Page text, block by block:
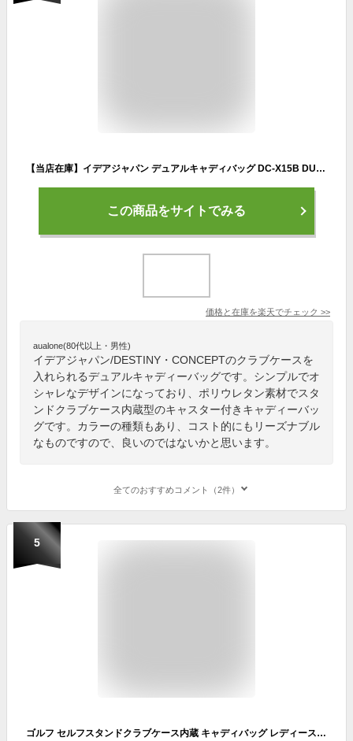
【当店在庫】イデアジャパン デュアルキャディバッグ DC-X15B DUAL キャスター付 10型 スタンドクラブケース内蔵型キャディバッグ
この商品をサイトでみる
価格と在庫を楽天でチェック >>
aualone(80代以上・男性)
イデアジャパン/DESTINY・CONCEPTのクラブケースを
入れられるデュアルキャディーバッグです。シンプルでオ
シャレなデザインになっており、ポリウレタン素材でスタ
ンドクラブケース内蔵型のキャスター付きキャディーバッ
グです。カラーの種類もあり、コスト的にもリーズナブル
なものですので、良いのではないかと思います。
全てのおすすめコメント（2件）
5
ゴルフ セルフスタンドクラブケース内蔵 キャディバッグ レディース 女性用 軽量 カート型キャディバッグ ゴルフクラブ 9本 デニム ジーンズ カラフル おしゃれ おもしろ かわいい 派手 大人可愛い 目立つ 特徴的 収納 ラウンド バック ゴルフ用品 シューズケース ギフト